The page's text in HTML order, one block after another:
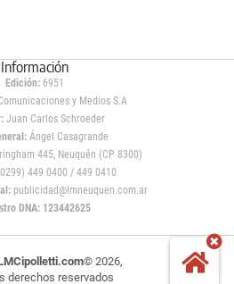
Información
Edición: 6951
y Medios S.A
Juan Carlos Schroeder
Ángel Casagrande
445, Neuquén (CP 8300)
449 0400 / 449 0410
publicidad@lmneuquen.com.ar
DNA: 123442625
© 2026,
derechos reservados